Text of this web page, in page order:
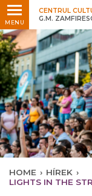
MENU
CENTRUL
G.M.
HOME › HÍREK ›
LIGHTS IN THE